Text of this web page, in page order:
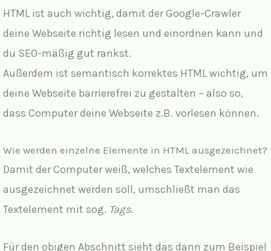
HTML ist auch wichtig, damit der Google-Crawler
deine Webseite richtig lesen und einordnen kann und
du SEO-mäßig gut rankst.
Außerdem ist semantisch korrektes HTML wichtig, um
deine Webseite barrierefrei zu gestalten – also so,
dass Computer deine Webseite z.B. vorlesen können.
Wie werden einzelne Elemente in HTML ausgezeichnet?
Damit der Computer weiß, welches Textelement wie
ausgezeichnet werden soll, umschließt man das
Textelement mit sog. Tags.
Für den obigen Abschnitt sieht das dann zum Beispiel